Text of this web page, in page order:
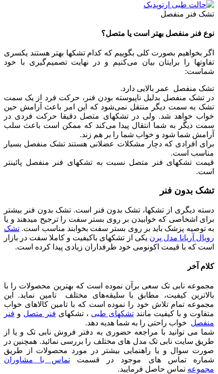
تشک فنر منفصل
نوع فنر منفصل بهتر است یا متصل؟
اگر بخواهیم بصورت کلی بگوییم که کدام تشکها بهتر هستند یکسری
تفاوتها را برایتان بیان می‌کنیم و در نهایت تصمیم‌گیری با خود
شماست:
تشک منفصل عمر بالایی دارد.
در تشک منفصل بدلیل ناپیوسته بودن فنر، حرکت فرد از یک سمت
تشک به سمت دیگر منتقل نمی‌شود که این امر باعث آرامش حین
خواب خواهد شد. ولی در تشکهای متصل دقیقا حرکت فردی در
سمت دیگر به شما انتقال پیدا می‌کند که ممکن است باعث سلب
آرامش شما شود و خواب شما را بر هم زند.
برای افرادی که دچار مشکلات عضلانی هستند تشک منفصل بسیار
مناسب است.
قیمت تشکهای فنر متصل نسبت به تشکهای فنر منفصل پائینتر
است.
تشک بدون فنر
دسته دیگری از تشکها، تشک بدون فنر است. تشک بدون فنر بیشتر
برای اشخاصی که خوابیدن بر روی بستر سفت را ترجیح میدهند و یا
به توصیه پزشک باید بر روی بستر سفت بخوابند مناسب است. تشک
رویال آریانا مدل پرن یکی از تشکهای باکیفیت و کاملا سفت در بازار
است که با قیمت اکونومی خود طرفداران زیادی پیدا کرده است.
کلام آخر
مجموعه نابی تک سعی برآن نموده است که بهترین محصولات را با
بالاترین کیفیت، مطابق با سلیقه‌های مختلف تامین نماید. این
مجموعه تمام تلاش خود را نموده است که با تامین کالاهای خواب
متفاوت و با کیفیت مانند تشکهای طبی ، تشکهای فنر متصل و فنر
منفصل خواب راحتی را به شما هدیه دهد.
شما می توانید با مراجعه حضوری به دفتر فروش نابی تک و یا از
طریق سایت نابی تک مدل های مختلف را بررسی نمائید. همچنین در
صورت سوال و یا راهنمایی بیشتر در مورد محصولات از طریق
شماره تماس های موجود در قسمتتماس با مشاوران
مجموعه تماس حاصل فرمایید.